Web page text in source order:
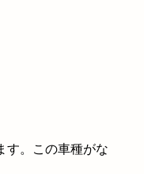
す。この車種がな